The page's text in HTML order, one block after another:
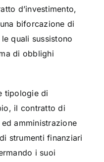
d’investimento,
biforcazione di
quali sussistono
di obblighi
tipologie di
il contratto di
amministrazione
strumenti finanziari
i suoi